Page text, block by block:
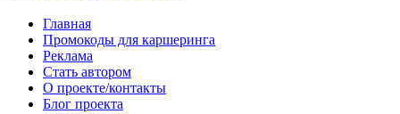
Главная
Промокоды для каршеринга
Реклама
Стать автором
О проекте/контакты
Блог проекта